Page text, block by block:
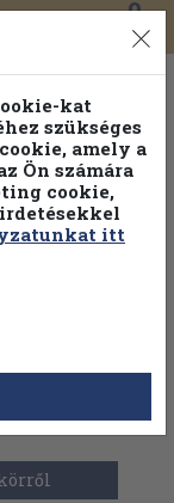
0
kat
szükséges
amely a
Ön számára
cookie,
itt